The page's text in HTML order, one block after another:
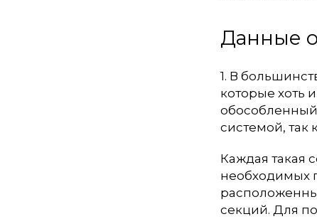
Данные
1. В
которые хоть
системой, так
Каждая такая
необходимых
секций. Для